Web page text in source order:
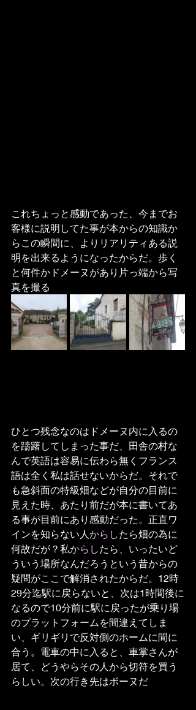
これちょっと感動であった、今までお
客様に説明してた事が本からの知識か
らこの瞬間に、よりリアリティある説
明を出来るようになったからだ。歩く
と何件かドメーヌがあり片っ端から写
真を撮る
ひとつ残念なのはドメーヌ内に入るの
を躊躇してしまった事だ、田舎の村な
んで英語は容易に伝わら無くフランス
語は全く私は話せないからだ。それで
も急斜面の特級畑などが自分の目前に
見えた時、あたり前だが本に書いてあ
る事が目前にあり感動だった。正直ワ
インを知らない人 からしたら畑の為に
何故だが？私からしたら、いったいど
ういう場所なんだろうという昔からの
疑問がここで解消されたからだ。12時
29分迄駅に戻らないと、次は1時間後に
なるので10分前に駅に戻ったが乗り場
のプラットフォームを間違えてしま
い、ギリギリで反対側のホームに間に
合う。電車の中に入ると、車掌さんが
居て、どうやらその人から切符を買う
らしい。次の行き先はボーヌだ